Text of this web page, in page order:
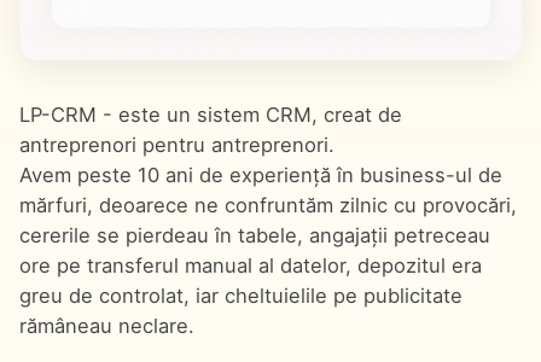
LP-CRM - este un sistem CRM, creat de
antreprenori pentru antreprenori.
Avem peste 10 ani de experiență în business-ul de
mărfuri, deoarece ne confruntăm zilnic cu provocări,
cererile se pierdeau în tabele, angajații petreceau
ore pe transferul manual al datelor, depozitul era
greu de controlat, iar cheltuielile pe publicitate
rămâneau neclare.